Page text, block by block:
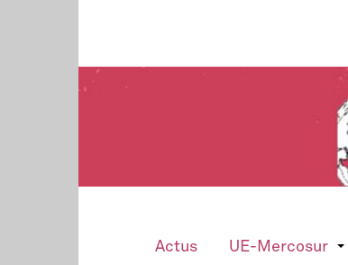
Actus UE-Mercosur